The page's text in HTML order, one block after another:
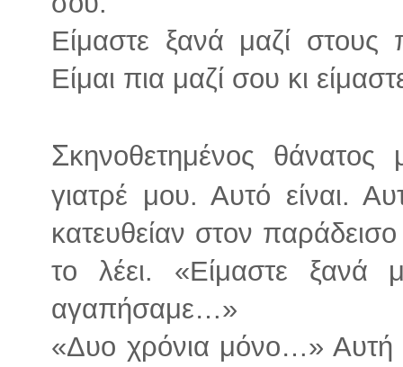
Είμαστε ξανά μαζί
Είμαι πια μαζί σου κι
Σκηνοθετημένος
γιατρέ μου. Αυτό είναι.
κατευθείαν στον
το λέει. «Είμαστε ξανά
αγαπήσαμε…»
«Δυο χρόνια μόνο…» Αυτή